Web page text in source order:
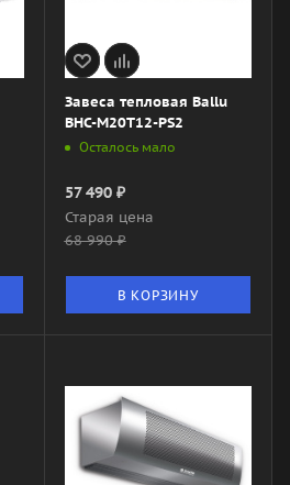
Завеса тепловая Ballu
BHC-M20T12-PS2
Осталось мало
57 490₽
Старая цена
68 990₽
В КОРЗИНУ